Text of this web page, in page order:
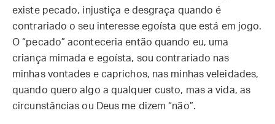
existe pecado, injustiça e desgraça quando é
contrariado o seu interesse egoísta que está em jogo.
O “pecado” aconteceria então quando eu, uma
criança mimada e egoísta, sou contrariado nas
minhas vontades e caprichos, nas minhas veleidades,
quando quero algo a qualquer custo, mas a vida, as
circunstâncias ou Deus me dizem “não”.